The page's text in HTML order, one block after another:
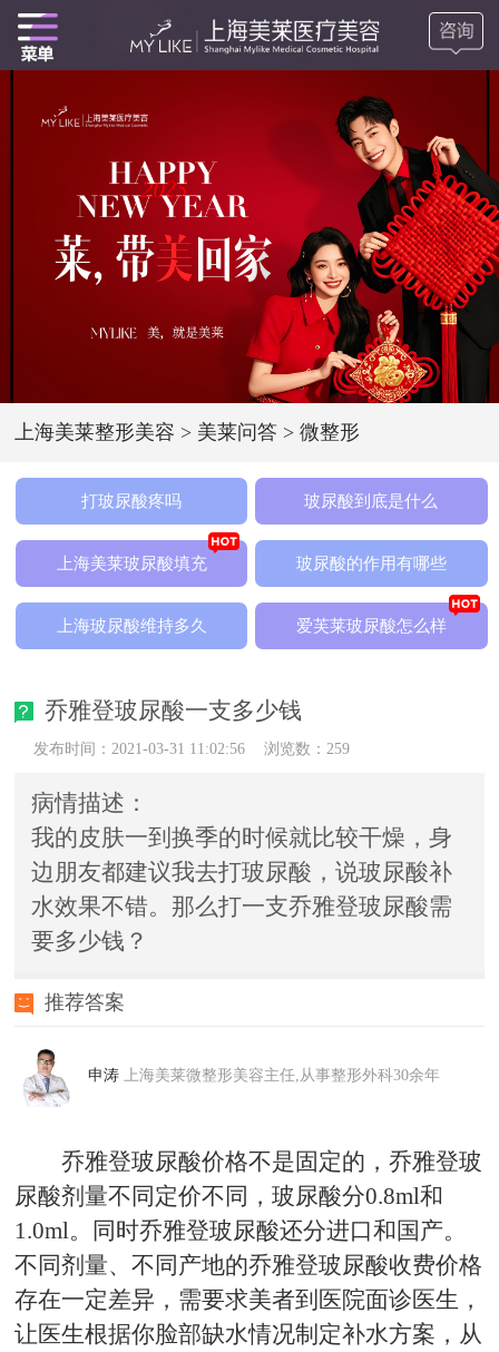
上海美莱整形美容 > 美莱问答 >微整形
打玻尿酸疼吗 玻尿酸到底是什么
上海美莱玻尿酸填充 玻尿酸的作用有哪些
上海玻尿酸维持多久 爱芙莱玻尿酸怎么样
乔雅登玻尿酸一支多少钱
发布时间：2021-03-31 11:02:56 浏览数：259
病情描述：
我的皮肤一到换季的时候就比较干燥，身
边朋友都建议我去打玻尿酸，说玻尿酸补
水效果不错。那么打一支乔雅登玻尿酸需
要多少钱？
推荐答案
申涛 上海美莱微整形美容主任,从事整形外科30余年
乔雅登玻尿酸价格不是固定的，乔雅登玻
尿酸剂量不同定价不同，玻尿酸分0.8ml和
1.0ml。同时乔雅登玻尿酸还分进口和国产。
不同剂量、不同产地的乔雅登玻尿酸收费价格
存在一定差异，需要求美者到医院面诊医生，
让医生根据你脸部缺水情况制定补水方案，从